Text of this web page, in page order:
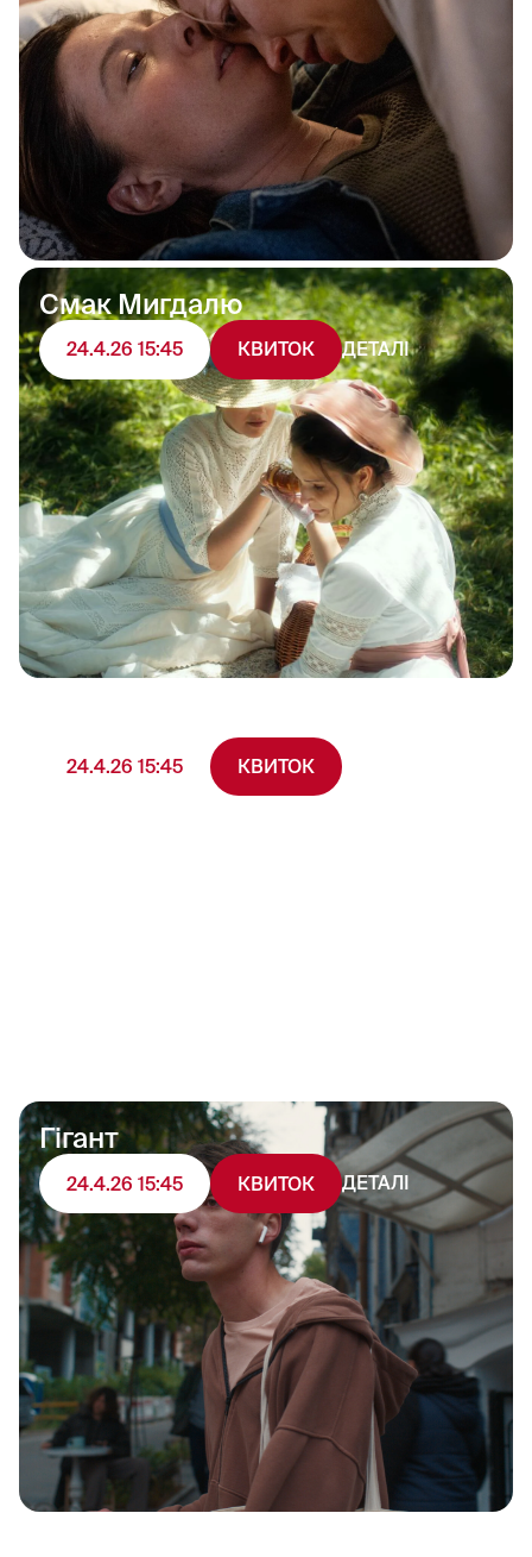
Смак Мигдалю
24.4.26 15:45 КВИТОК ДЕТАЛІ
24.4.26 15:45 КВИТОК
Гігант
24.4.26 15:45 КВИТОК ДЕТАЛІ